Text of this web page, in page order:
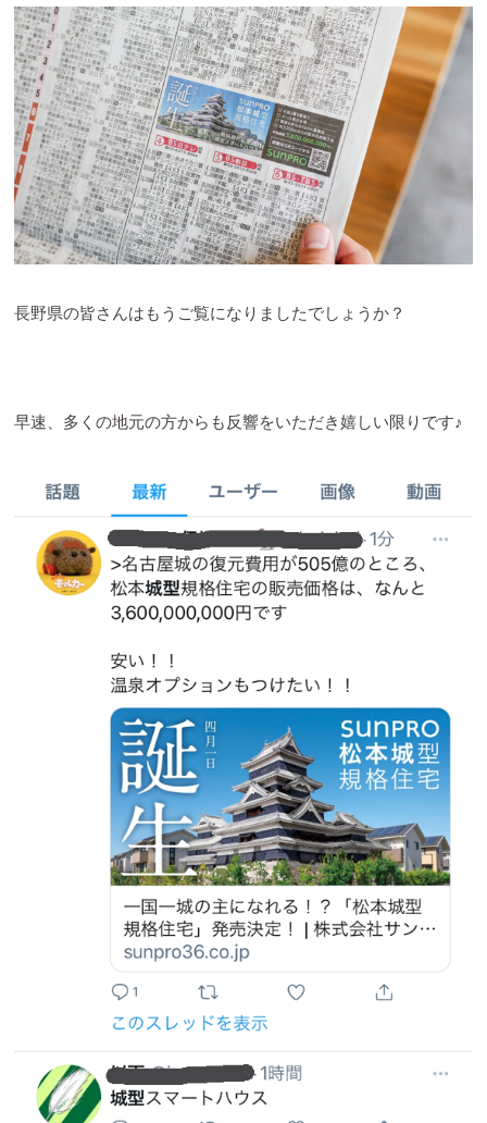
長野県の皆さんはもうご覧になりましたでしょうか？
早速、多くの地元の方からも反響をいただき嬉しい限りです♪